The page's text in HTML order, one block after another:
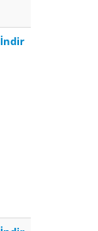
İndir